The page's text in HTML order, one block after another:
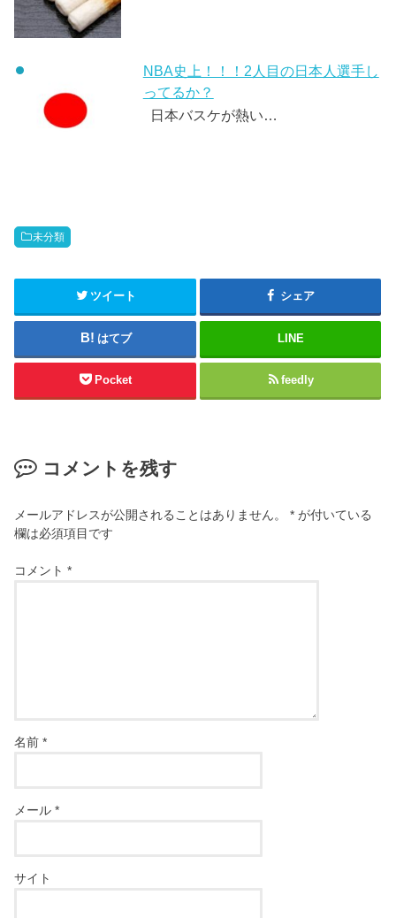
NBA史上！！！2人目の日本人選手し
ってるか？
日本バスケが熱い…
未分類
ツイート シェア
はてブ LINE
Pocket feedly
コメントを残す
メールアドレスが公開されることはありません。 * が付いている
欄は必須項目です
コメント*
名前*
メール*
サイト